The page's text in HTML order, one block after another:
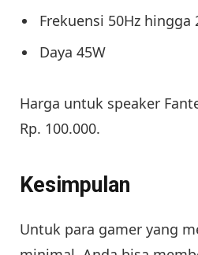
Frekuensi 50Hz hingga
Daya 45W
Harga untuk speaker
Rp. 100.000.
Kesimpulan
Untuk para gamer yang